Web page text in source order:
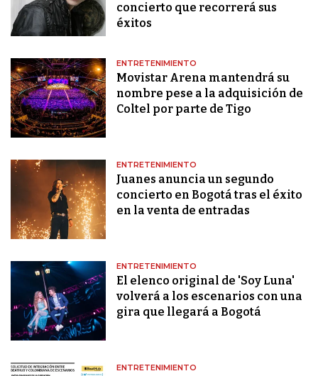
concierto que recorrerá sus
éxitos
ENTRETENIMIENTO
Movistar Arena mantendrá su
nombre pese a la adquisición de
Coltel por parte de Tigo
ENTRETENIMIENTO
Juanes anuncia un segundo
concierto en Bogotá tras el éxito
en la venta de entradas
ENTRETENIMIENTO
El elenco original de 'Soy Luna'
volverá a los escenarios con una
gira que llegará a Bogotá
ENTRETENIMIENTO